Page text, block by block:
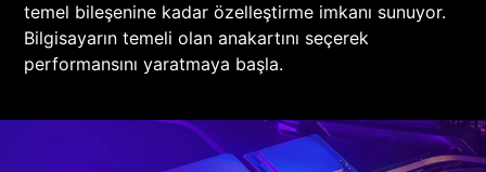
temel bileşenine kadar özelleştirme imkanı sunuyor.
Bilgisayarın temeli olan anakartını seçerek
performansını yaratmaya başla.